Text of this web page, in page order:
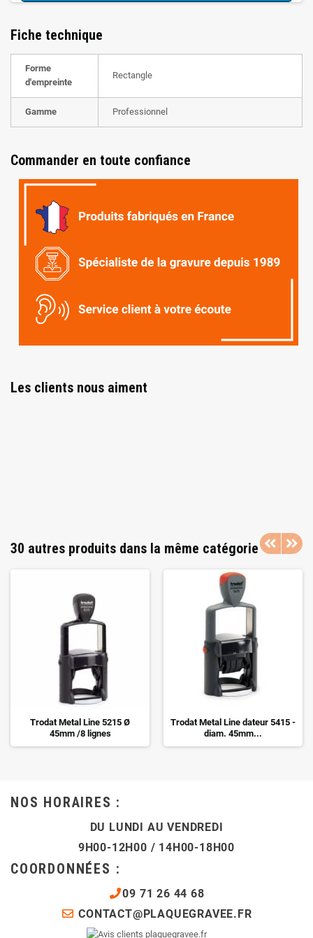
Fiche technique
Forme
d'empreinte
Rectangle
Gamme Professionnel
Commander en toute confiance
Les clients nous aiment
30 autres produits dans la même catégorie
Trodat Metal Line 5215 Ø
45mm /8 lignes
Trodat Metal Line dateur 5415 -
diam. 45mm...
NOS HORAIRES :
DU LUNDI AU VENDREDI
9H00-12H00 / 14H00-18H00
COORDONNÉES :
09 71 26 44 68
CONTACT@PLAQUEGRAVEE.FR